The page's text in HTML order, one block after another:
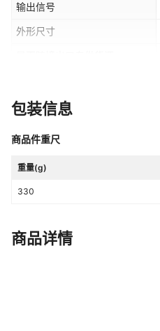
输出信号
外形尺寸
包装信息
商品件重尺
重量(g)
330
商品详情